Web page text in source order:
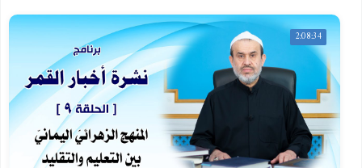
2:08:34